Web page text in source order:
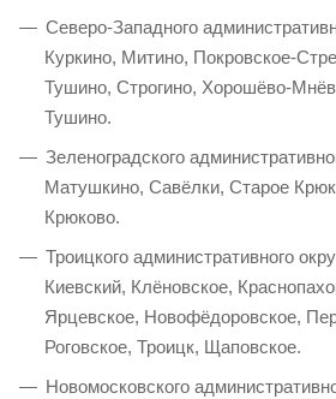
Северо-Западного
Куркино, Митино, Покровское-
Тушино, Строгино, Хорошёво-
Тушино.
Зеленоградского
Матушкино, Савёлки, Старое
Крюково.
Троицкого административного
Киевский, Клёновское,
Ярцевское, Новофёдоровское,
Роговское, Троицк, Щаповское.
Новомосковского